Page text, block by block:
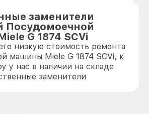
заменители
Посудомоечной
G 1874 SCVi
низкую стоимость ремонта
машины Miele G 1874 SCVi, к
у нас в наличии на складе
заменители